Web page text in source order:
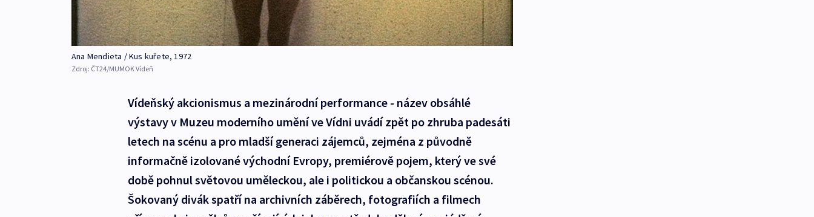
Ana Mendieta / Kus kuřete, 1972
Zdroj: ČT24/MUMOK Vídeň
Vídeňský akcionismus a mezinárodní performance - název obsáhlé
výstavy v Muzeu moderního umění ve Vídni uvádí zpět po zhruba padesáti
letech na scénu a pro mladší generaci zájemců, zejména z původně
informačně izolované východní Evropy, premiérově pojem, který ve své
době pohnul světovou uměleckou, ale i politickou a občanskou scénou.
Šokovaný divák spatří na archivních záběrech, fotografiích a filmech